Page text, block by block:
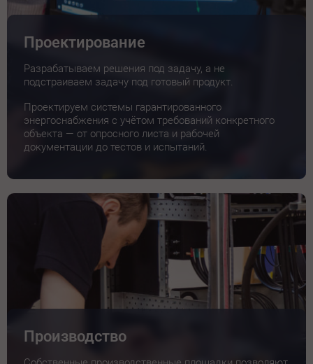
Проектирование
Разрабатываем решения под задачу, а не
подстраиваем задачу под готовый продукт.
Проектируем системы гарантированного
энергоснабжения с учётом требований конкретного
объекта — от опросного листа и рабочей
документации до тестов и испытаний.
Производство